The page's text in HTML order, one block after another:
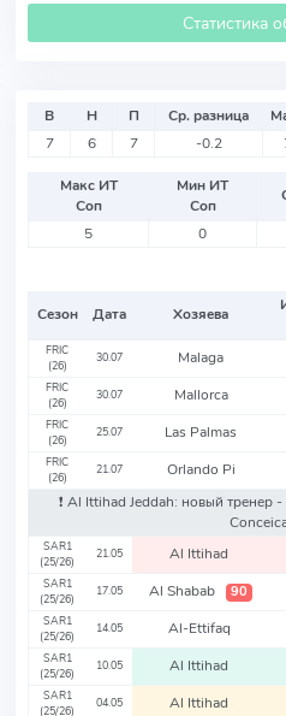
Статистика
В Н П Ср. разница
7
6 7 -0.2
Макс ИТ
Соп
Мин ИТ
Соп
5
0
Сезон Дата Хозяева
FRIC
(26)
30.07 Malaga
FRIC
(26)
30.07 Mallorca
FRIC
(26)
25.07 Las Palmas
FRIC
(26)
21.07 Orlando Pi
❗️ Al Ittihad Jeddah: новый тренер
SAR1
(25/26)
21.05 Al Ittihad
SAR1
(25/26)
17.05 Al Shabab 90
SAR1
(25/26)
14.05 Al-Ettifaq
SAR1
(25/26)
10.05 Al Ittihad
SAR1
(25/26)
04.05 Al Ittihad